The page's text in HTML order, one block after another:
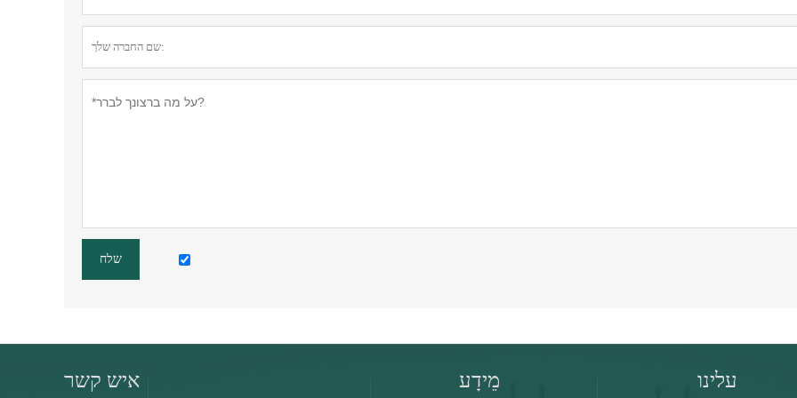
שלח
איש קשר מֵידָע עלינו